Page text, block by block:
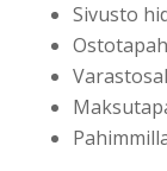
Sivusto